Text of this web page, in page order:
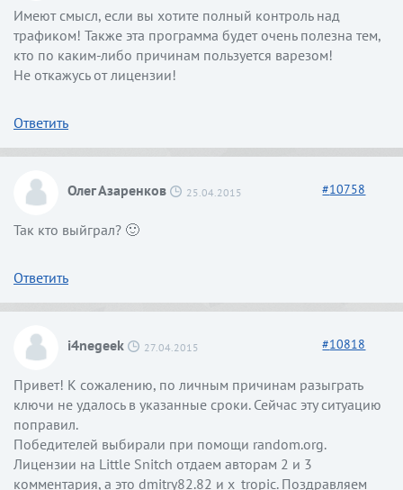
Имеют смысл, если вы хотите полный контроль над
трафиком! Также эта программа будет очень полезна тем,
кто по каким-либо причинам пользуется варезом!
Не откажусь от лицензии!
Ответить
Олег Азаренков 25.04.2015 #10758
Так кто выйграл? 🙂
Ответить
i4negeek 27.04.2015 #10818
Привет! К сожалению, по личным причинам разыграть
ключи не удалось в указанные сроки. Сейчас эту ситуацию
поправил.
Победителей выбирали при помощи random.org.
Лицензии на Little Snitch отдаем авторам 2 и 3
комментария, а это dmitry82.82 и x_tropic. Поздравляем